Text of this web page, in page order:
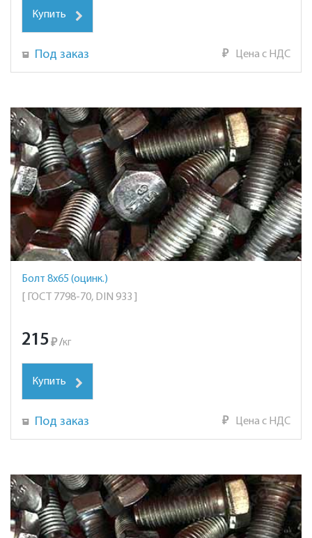
Купить
Под заказ ₽ Цена с НДС
Болт 8х65 (оцинк.)
[ ГОСТ 7798-70, DIN 933 ]
215₽ /кг
Купить
Под заказ ₽ Цена с НДС